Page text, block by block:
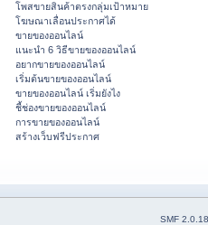
โพสขายสินค้าตรงกลุ่มเป้าหมาย
โฆษณาเลื่อนประกาศได้
ขายของออนไลน์
แนะนำ 6 วิธีขายของออนไลน์
อยากขายของออนไลน์
เริ่มต้นขายของออนไลน์
ขายของออนไลน์ เริ่มยังไง
ชี้ช่องขายของออนไลน์
การขายของออนไลน์
สร้างเว็บฟรีประกาศ
SMF 2.0.18